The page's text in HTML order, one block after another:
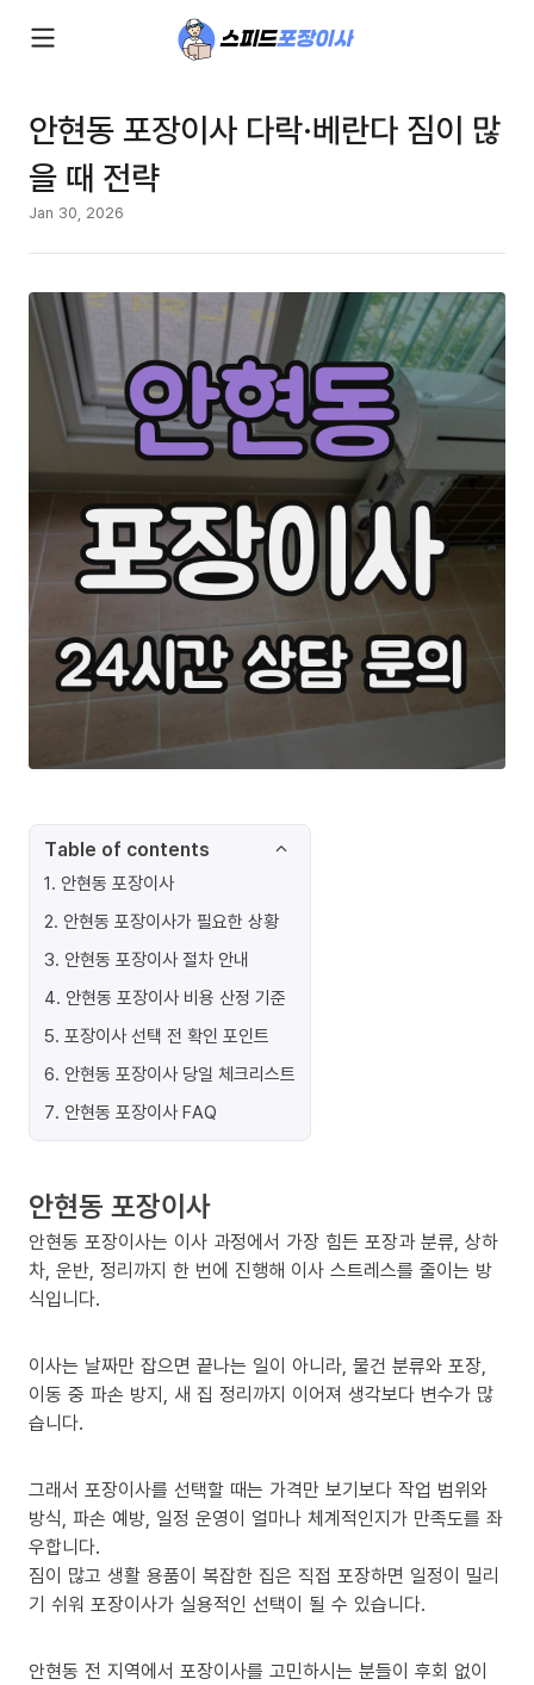
안현동 포장이사 다락·베란다 짐이 많
을 때 전략
Jan 30, 2026
Table of contents
1. 안현동 포장이사
2. 안현동 포장이사가 필요한 상황
3. 안현동 포장이사 절차 안내
4. 안현동 포장이사 비용 산정 기준
5. 포장이사 선택 전 확인 포인트
6. 안현동 포장이사 당일 체크리스트
7. 안현동 포장이사 FAQ
안현동 포장이사
안현동 포장이사는 이사 과정에서 가장 힘든 포장과 분류, 상하
차, 운반, 정리까지 한 번에 진행해 이사 스트레스를 줄이는 방
식입니다.
이사는 날짜만 잡으면 끝나는 일이 아니라, 물건 분류와 포장,
이동 중 파손 방지, 새 집 정리까지 이어져 생각보다 변수가 많
습니다.
그래서 포장이사를 선택할 때는 가격만 보기보다 작업 범위와
방식, 파손 예방, 일정 운영이 얼마나 체계적인지가 만족도를 좌
우합니다.
짐이 많고 생활 용품이 복잡한 집은 직접 포장하면 일정이 밀리
기 쉬워 포장이사가 실용적인 선택이 될 수 있습니다.
안현동 전 지역에서 포장이사를 고민하시는 분들이 후회 없이